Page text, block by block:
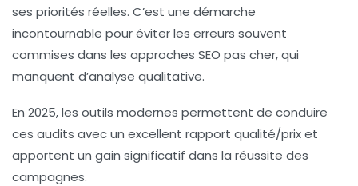
ses priorités réelles. C’est une démarche
incontournable pour éviter les erreurs souvent
commises dans les approches SEO pas cher, qui
manquent d’analyse qualitative.
En 2025, les outils modernes permettent de conduire
ces audits avec un excellent rapport qualité/prix et
apportent un gain significatif dans la réussite des
campagnes.